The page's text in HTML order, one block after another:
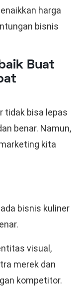
harga
bisnis
Buat
tidak bisa lepas
benar. Namun,
kita
bisnis kuliner
visual,
merek dan
kompetitor.